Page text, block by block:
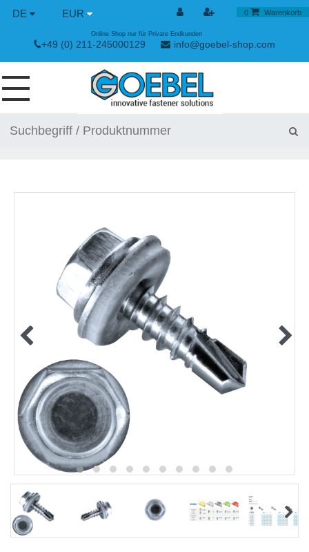
DE EUR 0 Warenkorb
+49 (0) 211-245000129 info@goebel-shop.com
Online Shop nur für Private Endkunden
SCHRAUBEN
NIETWERKZEUGE
SPANN & SCHNELLVERSCHLÜSSE
HANDWERKZEUGE
METALLWAREN
KLEBEN UND DICHTEN
ARBEITSSCHUTZ
FAQ - Häufig gestellte Fragen